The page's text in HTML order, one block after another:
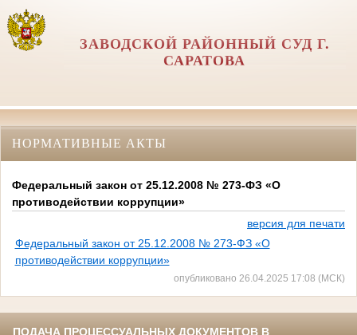
ЗАВОДСКОЙ РАЙОННЫЙ СУД Г.
САРАТОВА
НОРМАТИВНЫЕ АКТЫ
Федеральный закон от 25.12.2008 № 273-ФЗ «О
противодействии коррупции»
версия для печати
Федеральный закон от 25.12.2008 № 273-ФЗ «О
противодействии коррупции»
опубликовано 26.04.2025 17:08 (МСК)
ПОДАЧА ПРОЦЕССУАЛЬНЫХ ДОКУМЕНТОВ В